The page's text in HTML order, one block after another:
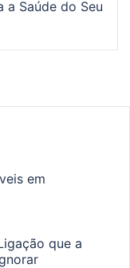
a Saúde do Seu
em
que a